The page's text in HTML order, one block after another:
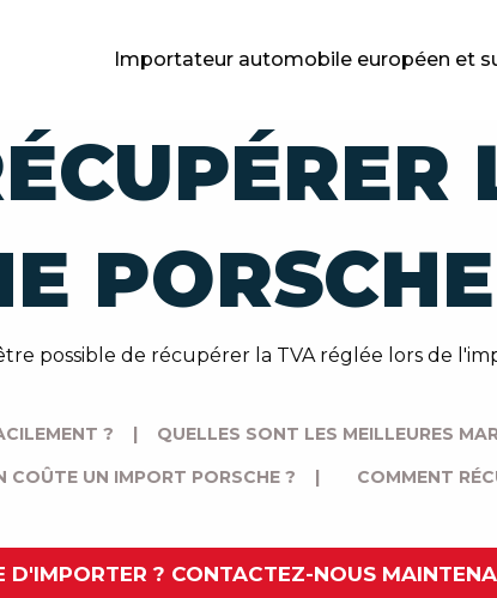
Importateur automobile européen et
possible de récupérer la TVA réglée lors de
? | QUELLES SONT LES MEILLEURES
COÛTE UN IMPORT PORSCHE ? COMMENT
D'IMPORTER ? CONTACTEZ-NOUS